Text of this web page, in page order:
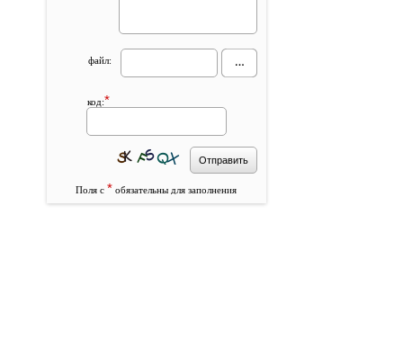
файл:
код:*
Поля с * обязательны для заполнения